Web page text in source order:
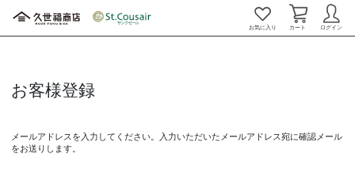
お気に入り カート ログイン
お客様登録
メールアドレスを入力してください。入力いただいたメールアドレス宛に確認メール
をお送りします。